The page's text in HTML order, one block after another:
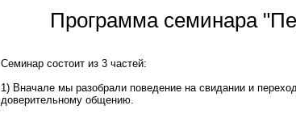
Программа семинара
Семинар состоит из 3 частей:
1) Вначале мы разобрали поведение на свидании и
доверительному общению.